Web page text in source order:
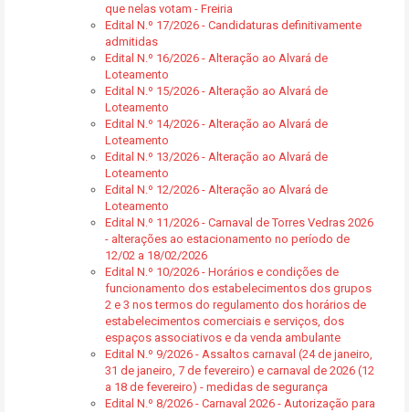
que nelas votam - Freiria
Edital N.º 17/2026 - Candidaturas definitivamente
admitidas
Edital N.º 16/2026 - Alteração ao Alvará de
Loteamento
Edital N.º 15/2026 - Alteração ao Alvará de
Loteamento
Edital N.º 14/2026 - Alteração ao Alvará de
Loteamento
Edital N.º 13/2026 - Alteração ao Alvará de
Loteamento
Edital N.º 12/2026 - Alteração ao Alvará de
Loteamento
Edital N.º 11/2026 - Carnaval de Torres Vedras 2026
- alterações ao estacionamento no período de
12/02 a 18/02/2026
Edital N.º 10/2026 - Horários e condições de
funcionamento dos estabelecimentos dos grupos
2 e 3 nos termos do regulamento dos horários de
estabelecimentos comerciais e serviços, dos
espaços associativos e da venda ambulante
Edital N.º 9/2026 - Assaltos carnaval (24 de janeiro,
31 de janeiro, 7 de fevereiro) e carnaval de 2026 (12
a 18 de fevereiro) - medidas de segurança
Edital N.º 8/2026 - Carnaval 2026 - Autorização para